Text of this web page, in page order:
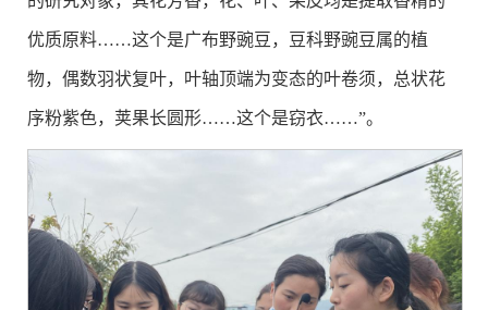
优质原料……这个是广布野豌豆，豆科野豌豆属的植
物，偶数羽状复叶，叶轴顶端为变态的叶卷须，总状花
序粉紫色，荚果长圆形……这个是窃衣……”。